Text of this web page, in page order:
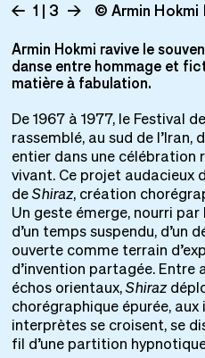
1 | 3 © Armin Hokmi
Armin Hokmi ravive le
danse entre hommage et
matière à fabulation.
De 1967 à 1977, le Festival
rassemblé, au sud de l’Iran,
entier dans une célébration
vivant. Ce projet audacieux
deShiraz, création
Un geste émerge, nourri par
d’un temps suspendu, d’un
ouverte comme terrain
d’invention partagée.
échos orientaux,Shiraz
chorégraphique épurée,
interprètes se croisent, se
fil d’une partition